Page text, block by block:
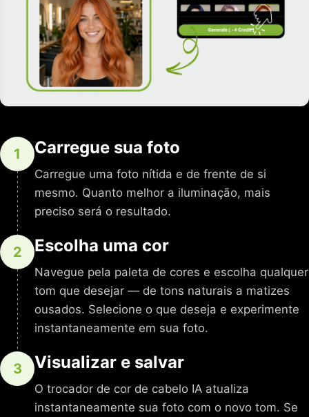
1 Carregue sua foto
Carregue uma foto nítida e de frente de si
mesmo. Quanto melhor a iluminação, mais
preciso será o resultado.
2 Escolha uma cor
Navegue pela paleta de cores e escolha qualquer
tom que desejar — de tons naturais a matizes
ousados. Selecione o que deseja e experimente
instantaneamente em sua foto.
3 Visualizar e salvar
O trocador de cor de cabelo IA atualiza
instantaneamente sua foto com o novo tom. Se